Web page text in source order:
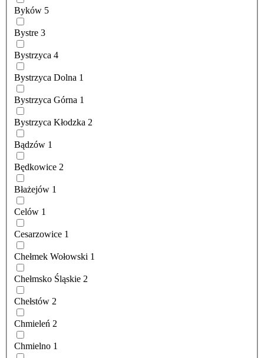
Byków 5
Bystre 3
Bystrzyca 4
Bystrzyca Dolna 1
Bystrzyca Górna 1
Bystrzyca Kłodzka 2
Bądzów 1
Będkowice 2
Błażejów 1
Celów 1
Cesarzowice 1
Chełmek Wołowski 1
Chełmsko Śląskie 2
Chełstów 2
Chmieleń 2
Chmielno 1